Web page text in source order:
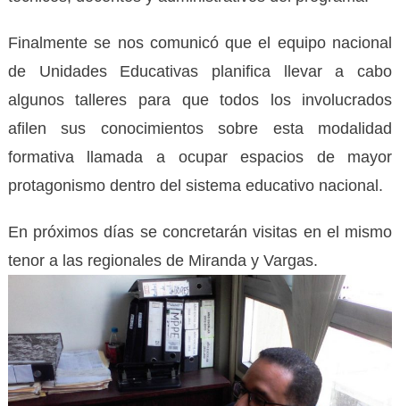
Finalmente se nos comunicó que el equipo nacional
de Unidades Educativas planifica llevar a cabo
algunos talleres para que todos los involucrados
afilen sus conocimientos sobre esta modalidad
formativa llamada a ocupar espacios de mayor
protagonismo dentro del sistema educativo nacional.
En próximos días se concretarán visitas en el mismo
tenor a las regionales de Miranda y Vargas.